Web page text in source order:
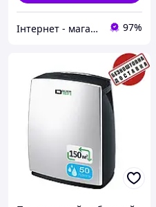
Інтернет - магазин МАНДАРИНКА 97%